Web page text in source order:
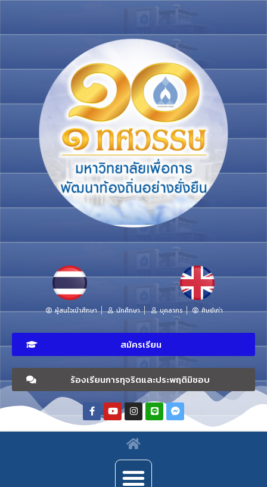
ผู้สนใจเข้าศึกษา นักศึกษา บุคลากร ศิษย์เก่า
สมัครเรียน
ร้องเรียนการทุจริตและประพฤติมิชอบ